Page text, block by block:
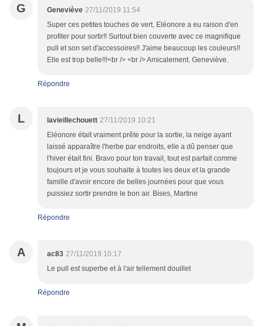
G Geneviève 27/11/2019 11:54
Super ces petites touches de vert, Eléonore a eu raison d'en
profiter pour sortir!! Surtout bien couverte avec ce magnifique
pull et son set d'accessoires!! J'aime beaucoup les couleurs!!
Elle est trop belle!!!<br /> <br /> Amicalement. Geneviève.
Répondre
L lavieillechouett 27/11/2019 10:21
Eléonore était vraiment prête pour la sortie, la neige ayant
laissé apparaître l'herbe par endroits, elle a dû penser que
l'hiver était fini. Bravo pour ton travail, tout est parfait comme
toujours et je vous souhaite à toutes les deux et la grande
famille d'avoir encore de belles journées pour que vous
puissiez sortir prendre le bon air. Bises, Martine
Répondre
A ac83 27/11/2019 10:17
Le pull est superbe et à l'air tellement douillet
Répondre